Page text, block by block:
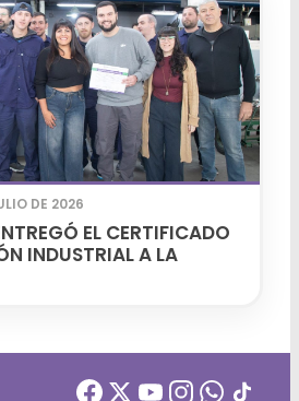
DE 2026
EL CERTIFICADO
INDUSTRIAL A LA